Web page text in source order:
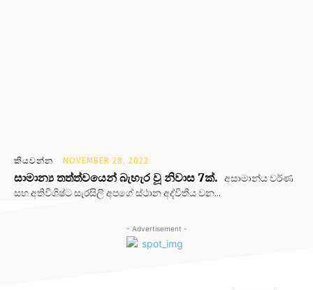
කියවන්න NOVEMBER 28, 2022
සාමාන්‍ය තත්ත්වයෙන් බැහැර වූ නිවාස 7ක්. අසාමාන්ය වර්ණ
සහ අතිවිශිෂ්ට සැරසිලි අපගේ ස්ථාන අද්විතීය වන...
- Advertisement -